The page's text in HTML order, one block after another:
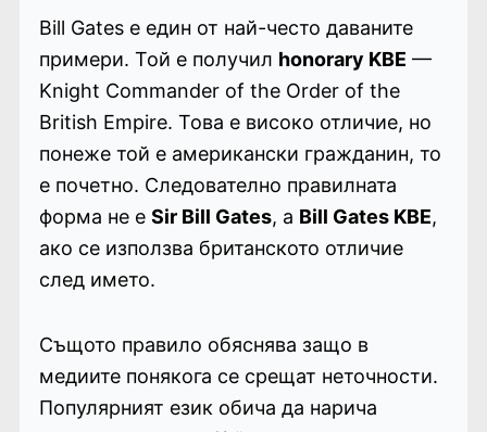
Bill Gates е един от най-често даваните
примери. Той е получил honorary KBE —
Knight Commander of the Order of the
British Empire. Това е високо отличие, но
понеже той е американски гражданин, то
е почетно. Следователно правилната
форма не е Sir Bill Gates, а Bill Gates KBE,
ако се използва британското отличие
след името.
Същото правило обяснява защо в
медиите понякога се срещат неточности.
Популярният език обича да нарича